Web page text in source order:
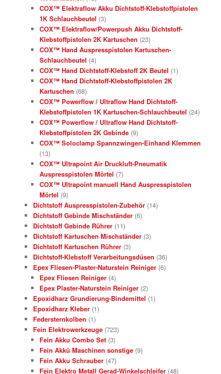
COX™ Elektraflow Akku Dichtstoff-Klebstoffpistolen
1K Schlauchbeutel (3)
COX™ Elektraflow/Powerpush Akku Dichtstoff-
Klebstoffpistolen 2K Kartuschen (23)
COX™ Hand Auspresspistolen Kartuschen-
Schlauchbeutel (4)
COX™ Hand Dichtstoff-Klebstoff 2K Beutel (1)
COX™ Hand Dichtstoff-Klebstoffpistolen 2K
Kartuschen (68)
COX™ Powerflow / Ultraflow Hand Dichtstoff-
Klebstoffpistolen 1K Kartuschen-Schlauchbeutel (24)
COX™ Powerflow / Ultraflow Hand Dichtstoff-
Klebstoffpistolen 2K Gebinde (9)
COX™ Soloclamp Spannzwingen-Einhand Klemmen
(13)
COX™ Ultrapoint Air Druckluft-Pneumatik
Auspresspistolen Mörtel (7)
COX™ Ultrapoint manuell Hand Auspresspistolen
Mörtel (9)
Dichtstoff Auspresspistolen-Zubehör (14)
Dichtstoff Gebinde Mischständer (6)
Dichtstoff Gebinde Rührer (11)
Dichtstoff Kartuschen Mischständer (3)
Dichtstoff Kartuschen Rührer (3)
Dichtstoff-Klebstoff Verarbeitungsdüsen (36)
Epex Fliesen-Plaster-Naturstein Reiniger (6)
Epex Fliesen Reiniger (4)
Epex Plaster-Naturstein Reiniger (2)
Epoxidharz Grundierung-Bindemittel (1)
Epoxidharz Kleber (1)
Federsternkolben (1)
Fein Elektrowerkzeuge (723)
Fein Akku Combo Set (3)
Fein Akkü Maschinen sonstige (9)
Fein Akku Schrauber (47)
Fein Elektro Metall Gerad-Winkelschleifer (48)